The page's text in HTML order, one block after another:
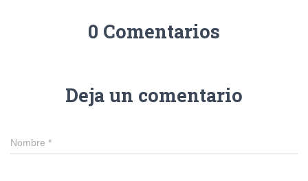
0 Comentarios
Deja un comentario
Nombre *